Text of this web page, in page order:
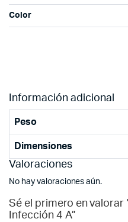
Color
Información adicional
Peso
Dimensiones
Valoraciones
No hay valoraciones aún.
Sé el primero en valorar
Infección 4 A”